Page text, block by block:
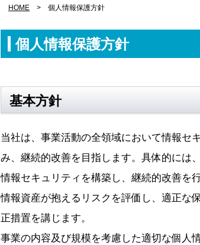
HOME > 個人情報保護方針
個人情報保護方針
基本方針
当社は、事業活動の全領域において情報セ
み、継続的改善を目指します。具体的には
情報セキュリティを構築し、継続的改善を行
情報資産が抱えるリスクを評価し、適正な
正措置を講じます。
事業の内容及び規模を考慮した適切な個人